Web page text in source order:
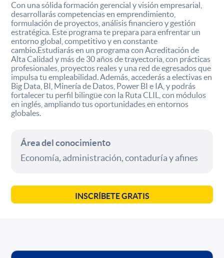
Con una sólida formación gerencial y visión empresarial,
desarrollarás competencias en emprendimiento,
formulación de proyectos, análisis financiero y gestión
estratégica. Este programa te prepara para enfrentar un
entorno global, competitivo y en constante
cambio.Estudiarás en un programa con Acreditación de
Alta Calidad y más de 30 años de trayectoria, con prácticas
profesionales, proyectos reales y una red de egresados que
impulsa tu empleabilidad. Además, accederás a electivas en
Big Data, BI, Minería de Datos, Power BI e IA, y podrás
fortalecer tu perfil bilingüe con la Ruta CLIL, con módulos
en inglés, ampliando tus oportunidades en entornos
globales.
Área del conocimiento
Economía, administración, contaduría y afines
INSCRÍBETE GRATIS